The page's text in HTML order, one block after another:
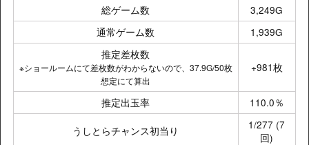
総ゲーム数
3,249G
通常ゲーム数
1,939G
推定差枚数
※ショールームにて差枚数がわからないので、37.9G/50枚
想定にて算出
+981枚
推定出玉率 110.0％
うしとらチャンス初当り
1/277 (7
回)